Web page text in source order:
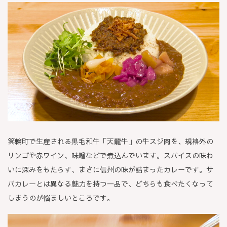
箕輪町で生産される黒毛和牛「天龍牛」の牛スジ肉を、規格外の
リンゴや赤ワイン、味噌などで煮込んでいます。スパイスの味わ
いに深みをもたらす、まさに信州の味が詰まったカレーです。サ
バカレーとは異なる魅力を持つ一品で、どちらも食べたくなって
しまうのが悩ましいところです。